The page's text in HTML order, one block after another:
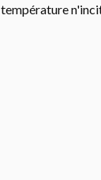
température